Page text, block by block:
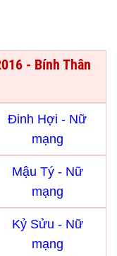
- Bính Thân
Đinh Hợi - Nữ
mạng
Mậu Tý - Nữ
mạng
Kỷ Sửu - Nữ
mạng